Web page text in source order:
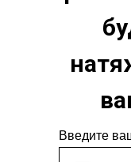
Введите